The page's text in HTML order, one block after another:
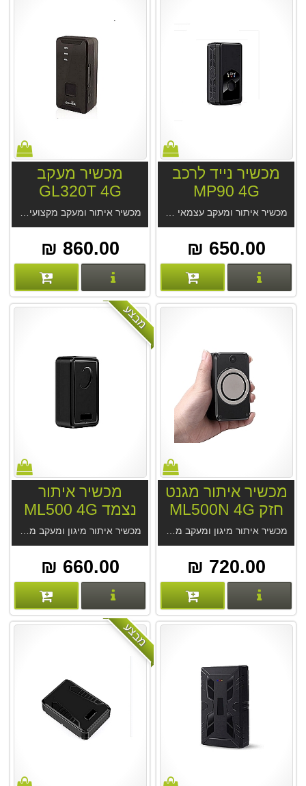
מכשיר נייד לרכב
MP90 4G
מכשיר איתור ומעקב עצמאי קטן ונייד לרכב MP90 4G. אפליקציה נוחה ללא עלות מנוי. לשימושים רבים. סוללה לשבוע-שבועיים. מקלט GPS מודרני, דיוק מעשי 2.5 מטר בנסיעה. האזנה סמויה. מחיר המכשיר אצלינו כולל מנוי לתמיד מהיצרן.
650.00 ₪
פרטים נוספים
מכשיר מעקב
GL320T 4G
מכשיר איתור ומעקב מקצועי GL320T 4G. הטוב מסוגו מחברת Queclink. מעקב מקצועי לשימושים רבים. מערכת איתור החדשנית GPS Trace עם אפליקציית Ruhavik מחברת Gurtam. אופציה מארז מגנטי. אופציה סים גלובלי.
860.00 ₪
פרטים נוספים
מכשיר איתור מגנט
חזק ML500N 4G
720.00 ₪
פרטים נוספים
מבצע
מכשיר איתור
נצמד ML500 4G
660.00 ₪
פרטים נוספים
מבצע